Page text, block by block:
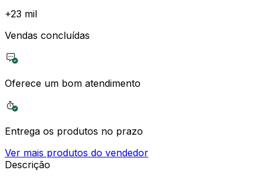
+23 mil
Vendas concluídas
Oferece um bom atendimento
Entrega os produtos no prazo
Ver mais produtos do vendedor
Descrição